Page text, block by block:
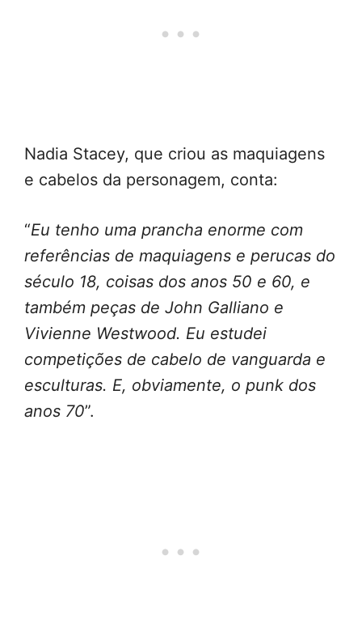
Nadia Stacey, que criou as maquiagens
e cabelos da personagem, conta:
“Eu tenho uma prancha enorme com
referências de maquiagens e perucas do
século 18, coisas dos anos 50 e 60, e
também peças de John Galliano e
Vivienne Westwood. Eu estudei
competições de cabelo de vanguarda e
esculturas. E, obviamente, o punk dos
anos 70”.